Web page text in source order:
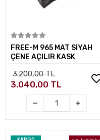
Sepete Ekle
FREE-M 965 MAT SİYAH
ÇENE AÇILIR KASK
3.200,00 TL
3.040,00 TL